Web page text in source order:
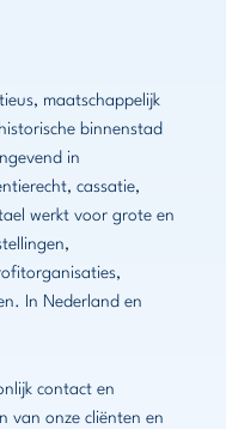
maatschappelijk
binnenstad
in
cassatie,
werkt voor grote en
In Nederland en
contact en
van onze cliënten en